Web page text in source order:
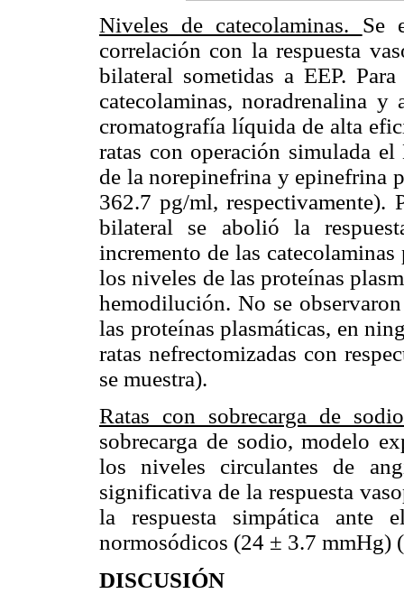
Niveles de catecolaminas. Se
correlación con la respuesta
bilateral sometidas a EEP.
catecolaminas, noradrenalina y
cromatografía líquida de alta
ratas con operación simulada
de la norepinefrina y epinefrina
362.7 pg/ml, respectivamente).
bilateral se abolió la
incremento de las
los niveles de las proteínas
hemodilución. No se
las proteínas plasmáticas, en
ratas nefrectomizadas con
se muestra).
Ratas con sobrecarga de
sobrecarga de sodio, modelo
los niveles circulantes de
significativa de la respuesta
la respuesta simpática ante
normosódicos (24 ± 3.7 mmHg)
DISCUSIÓN